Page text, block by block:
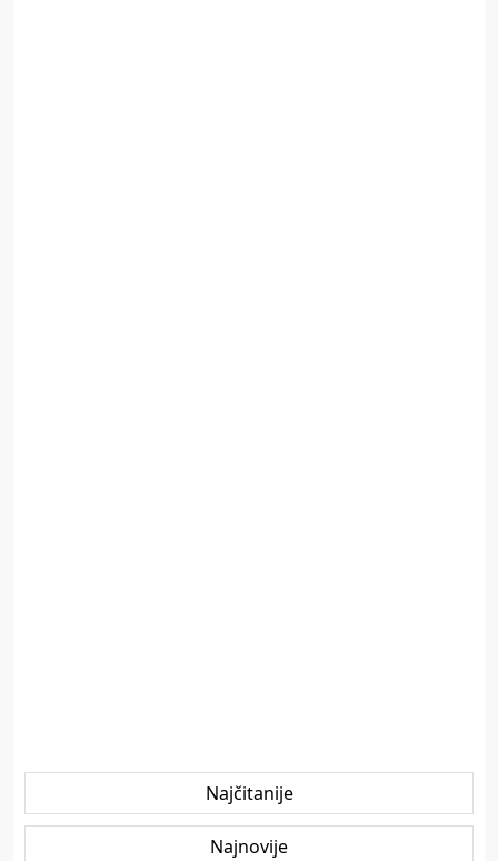
Najčitanije
Najnovije